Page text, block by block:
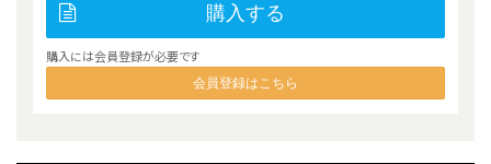
購入する
購入には会員登録が必要です
会員登録はこちら